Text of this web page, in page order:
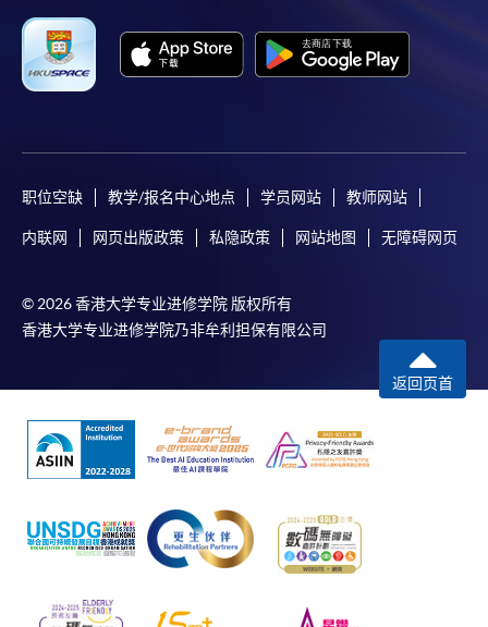
职位空缺 教学/报名中心地点 学员网站 教师网站
内联网 网页出版政策 私隐政策 网站地图 无障碍网页
© 2026 香港大学专业进修学院 版权所有
香港大学专业进修学院乃非牟利担保有限公司
返回页首